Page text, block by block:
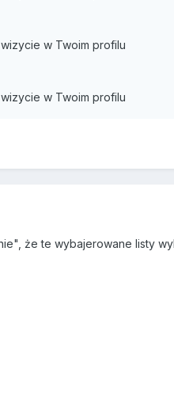
w Twoim profilu
w Twoim profilu
że te wybajerowane listy